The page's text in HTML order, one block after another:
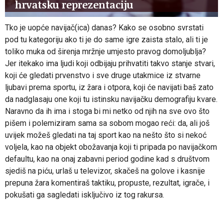
hrvatsku reprezentaciju
Tko je uopće navijač(ica) danas? Kako se osobno svrstati
pod tu kategoriju ako ti je do same igre zaista stalo, ali ti je
toliko muka od širenja mržnje umjesto pravog domoljublja?
Jer itekako ima ljudi koji odbijaju prihvatiti takvo stanje stvari,
koji će gledati prvenstvo i sve druge utakmice iz stvarne
ljubavi prema sportu, iz žara i otpora, koji će navijati baš zato
da nadglasaju one koji tu istinsku navijačku demografiju kvare.
Naravno da ih ima i stoga bi mi netko od njih na sve ovo što
pišem i polemiziram sama sa sobom mogao reći: da, ali još
uvijek možeš gledati na taj sport kao na nešto što si nekoć
voljela, kao na objekt obožavanja koji ti pripada po navijačkom
defaultu, kao na onaj zabavni period godine kad s društvom
sjediš na piću, urlaš u televizor, skačeš na golove i kasnije
prepuna žara komentiraš taktiku, propuste, rezultat, igrače, i
pokušati ga sagledati isključivo iz tog rakursa.